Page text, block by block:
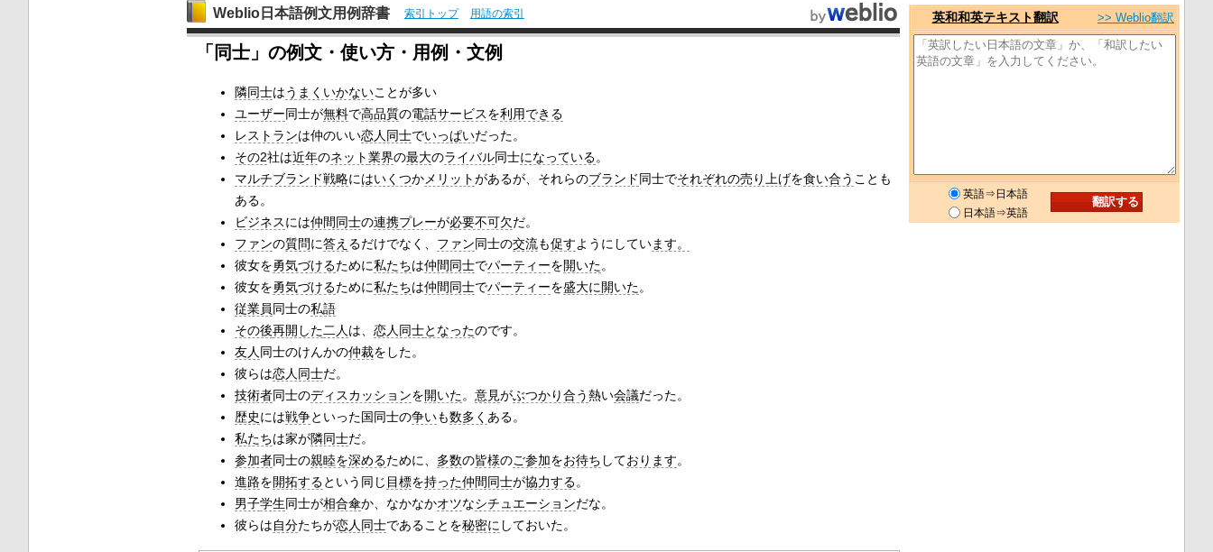
Weblio日本語例文用例辞書 索引トップ 用語の索引
「同士」の例文・使い方・用例・文例
隣同士はうまくいかないことが多い
ユーザー同士が無料で高品質の電話サービスを利用できる
レストランは仲のいい恋人同士でいっぱいだった。
その2社は近年のネット業界の最大のライバル同士になっている。
マルチブランド戦略にはいくつかメリットがあるが、それらのブランド同士でそれぞれの売り上げを食い合う ことも
ある。
ビジネスには仲間同士の連携プレーが必要不可欠だ。
ファンの質問に答え るだけでなく、 ファン同士の交流も促すようにしています。
彼女を勇気づけるために私たちは仲間同士でパーティーを開いた。
彼女を勇気づけるために私たちは仲間同士でパーティーを盛大に開いた。
従業員同士の私語
その後再開した二人 は、 恋人同士となったのです。
友人 同士のけんかの仲裁をした。
彼らは恋人同士だ。
技術者同士のディスカッションを開いた。 意見がぶつかり合う熱い会議だった。
歴史には戦争といった国同士の争いも数多く ある。
私たちは家が隣同士だ。
参加者同士の親睦を深めるために、 多数の皆様のご参加をお待ち しております。
進路を開拓するという同じ 目標を持った仲間同士が協力する。
男子学生同士が相合傘か、なかなかオツなシチュエーションだな。
彼らは自分たちが恋人同士であることを秘密に しておいた。
英和和英テキスト翻訳 >> Weblio翻訳
英語⇒日本語
日本語⇒英語